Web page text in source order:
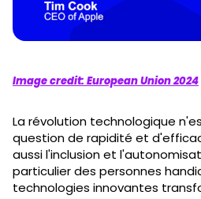
Image credit: European Union 2024
La révolution technologique
question de rapidité et
aussi l'inclusion et
particulier des personnes
technologies innovantes